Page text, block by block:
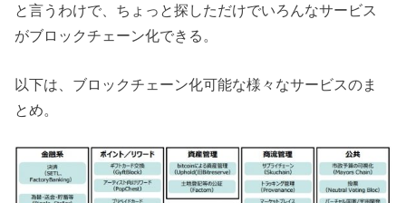
と言うわけで、ちょっと探しただけでいろんなサービス
がブロックチェーン化できる。
以下は、ブロックチェーン化可能な様々なサービスのま
とめ。